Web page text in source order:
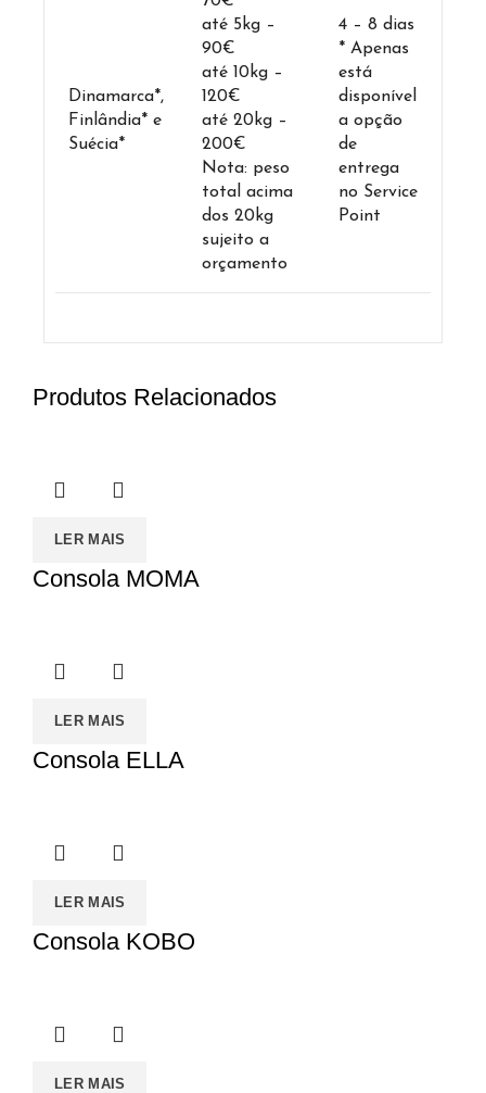
Dinamarca*,
Finlândia* e
Suécia*
até 5kg –
90€
até 10kg –
120€
até 20kg –
200€
Nota: peso
total acima
dos 20kg
sujeito a
orçamento
4 – 8 dias
* Apenas
está
disponível
a opção
de
entrega
no Service
Point
Produtos Relacionados
LER MAIS
Consola MOMA
LER MAIS
Consola ELLA
LER MAIS
Consola KOBO
LER MAIS